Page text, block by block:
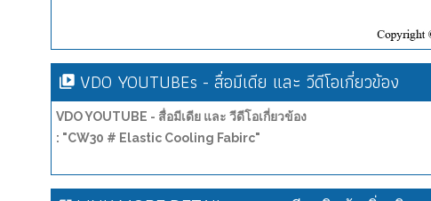
VDO YOUTUBEs - สื่อมีเดีย และ วีดีโอเกี่ยวข้อง
VDO YOUTUBE - สื่อมีเดีย และ วีดีโอเกี่ยวข้อง
: "CW30 # Elastic Cooling Fabirc"